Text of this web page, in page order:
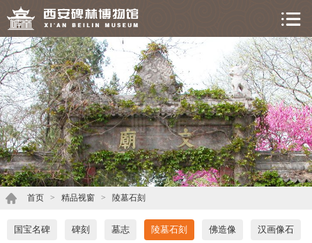
首页 > 精品视窗 > 陵墓石刻
国宝名碑 碑刻 墓志 陵墓石刻 佛造像 汉画像石